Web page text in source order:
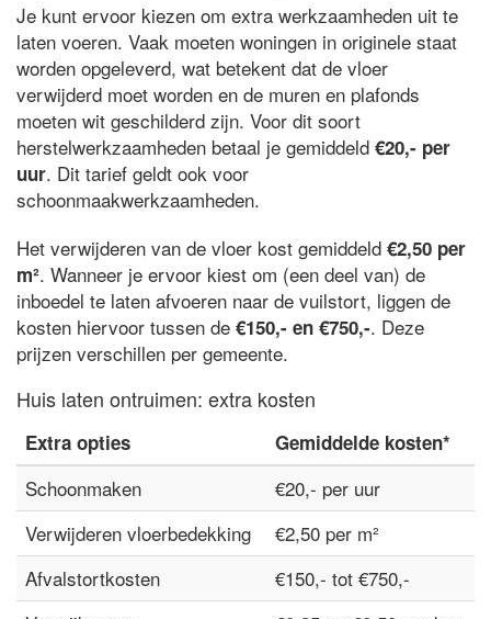
Je kunt ervoor kiezen om extra werkzaamheden uit te
laten voeren. Vaak moeten woningen in originele staat
worden opgeleverd, wat betekent dat de vloer
verwijderd moet worden en de muren en plafonds
moeten wit geschilderd zijn. Voor dit soort
herstelwerkzaamheden betaal je gemiddeld €20,- per
uur. Dit tarief geldt ook voor
schoonmaakwerkzaamheden.
Het verwijderen van de vloer kost gemiddeld €2,50 per
m². Wanneer je ervoor kiest om (een deel van) de
inboedel te laten afvoeren naar de vuilstort, liggen de
kosten hiervoor tussen de €150,- en €750,-. Deze
prijzen verschillen per gemeente.
Huis laten ontruimen: extra kosten
Extra opties Gemiddelde kosten*
Schoonmaken
€20,- per uur
Verwijderen vloerbedekking
€2,50 per m²
Afvalstortkosten
€150,- tot €750,-